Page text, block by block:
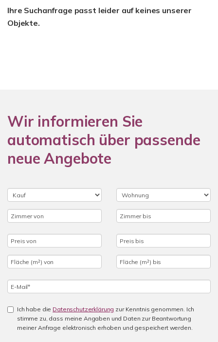
Ihre Suchanfrage passt leider auf keines unserer
Objekte.
Wir informieren Sie
automatisch über passende
neue Angebote
Ich habe die Datenschutzerklärung zur Kenntnis genommen. Ich
stimme zu, dass meine Angaben und Daten zur Beantwortung
meiner Anfrage elektronisch erhoben und gespeichert werden.